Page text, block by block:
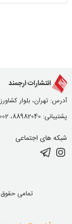
انتشارات ارجمند
آدرس: تهران، بلوار کشاورز بین
پشتیبانی: 88982040، 88977002-021، 88982030-021، 88975190-021
شبکه های اجتماعی
تمامی